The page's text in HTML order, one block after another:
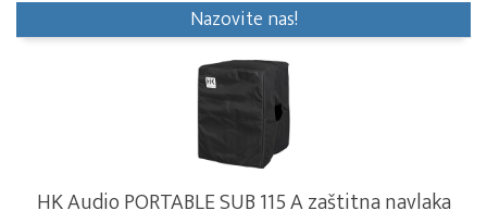
Nazovite nas!
HK Audio PORTABLE SUB 115 A zaštitna navlaka